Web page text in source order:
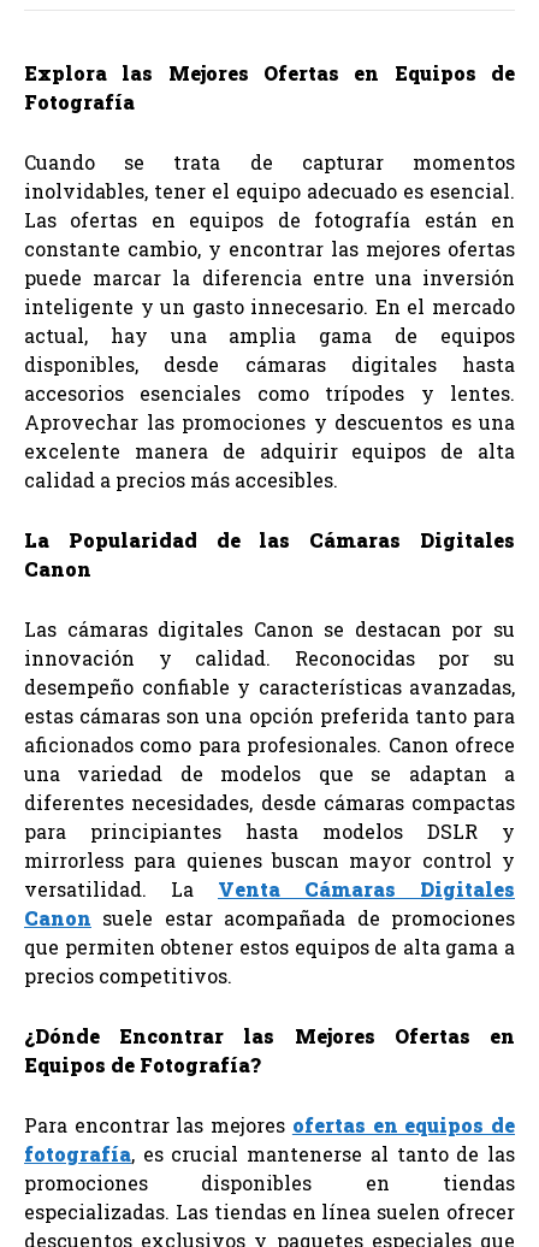
Explora las Mejores Ofertas en Equipos de
Fotografía
Cuando se trata de capturar momentos
inolvidables, tener el equipo adecuado es esencial.
Las ofertas en equipos de fotografía están en
constante cambio, y encontrar las mejores ofertas
puede marcar la diferencia entre una inversión
inteligente y un gasto innecesario. En el mercado
actual, hay una amplia gama de equipos
disponibles, desde cámaras digitales hasta
accesorios esenciales como trípodes y lentes.
Aprovechar las promociones y descuentos es una
excelente manera de adquirir equipos de alta
calidad a precios más accesibles.
La Popularidad de las Cámaras Digitales
Canon
Las cámaras digitales Canon se destacan por su
innovación y calidad. Reconocidas por su
desempeño confiable y características avanzadas,
estas cámaras son una opción preferida tanto para
aficionados como para profesionales. Canon ofrece
una variedad de modelos que se adaptan a
diferentes necesidades, desde cámaras compactas
para principiantes hasta modelos DSLR y
mirrorless para quienes buscan mayor control y
versatilidad. La Venta Cámaras Digitales
Canon suele estar acompañada de promociones
que permiten obtener estos equipos de alta gama a
precios competitivos.
¿Dónde Encontrar las Mejores Ofertas en
Equipos de Fotografía?
Para encontrar las mejores ofertas en equipos de
fotografía, es crucial mantenerse al tanto de las
promociones disponibles en tiendas
especializadas. Las tiendas en línea suelen ofrecer
descuentos exclusivos y paquetes especiales que